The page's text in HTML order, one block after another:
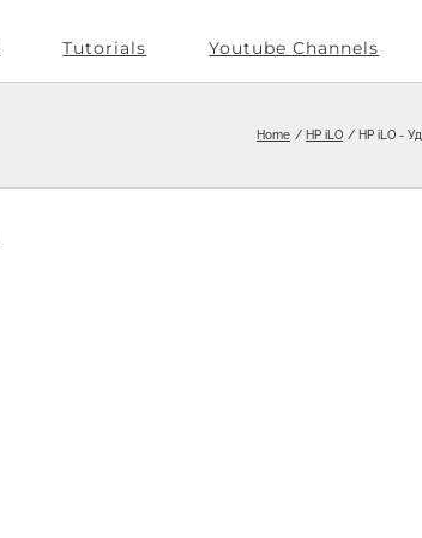
Tutorials Youtube Channels
Home HP iLO HP iLO -